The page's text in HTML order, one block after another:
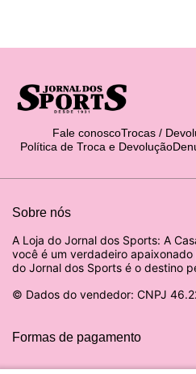
Fale conoscoTrocas /
Política de Troca e Devolução
Sobre nós
A Loja do Jornal dos Sports: A
você é um verdadeiro
do Jornal dos Sports é o destino
© Dados do vendedor: CNPJ
Formas de pagamento